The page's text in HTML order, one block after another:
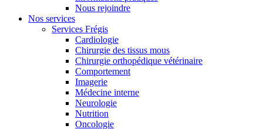
Nous rejoindre
Nos services
Services Frégis
Cardiologie
Chirurgie des tissus mous
Chirurgie orthopédique vétérinaire
Comportement
Imagerie
Médecine interne
Neurologie
Nutrition
Oncologie